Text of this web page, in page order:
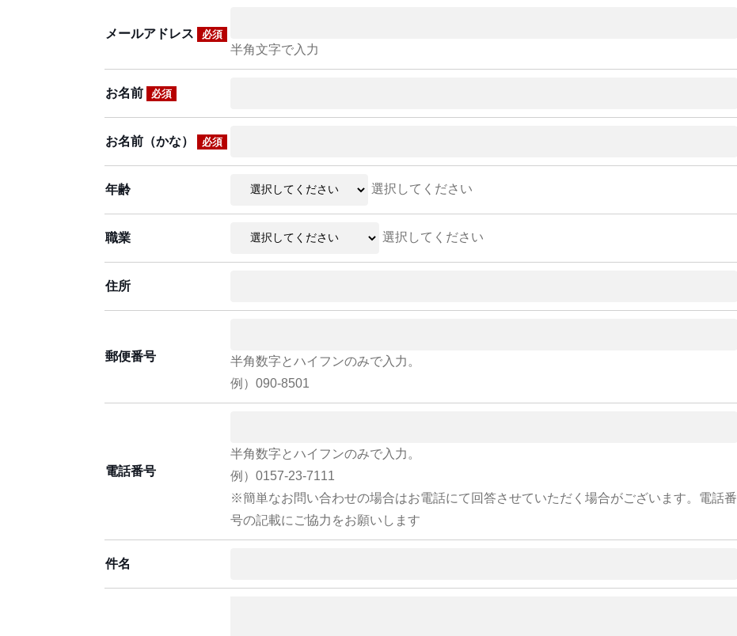
メールアドレス 必須
半角文字で入力
お名前 必須
お名前（かな） 必須
年齢 選択してください
職業 選択してください
住所
郵便番号
半角数字とハイフンのみで入力。
例）090-8501
電話番号
半角数字とハイフンのみで入力。
例）0157-23-7111
※簡単なお問い合わせの場合はお電話にて回答させていただく場合がございます。電話番
号の記載にご協力をお願いします
件名